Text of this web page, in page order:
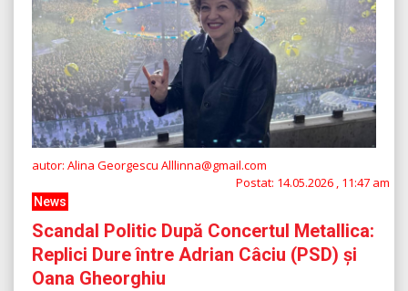
autor: Alina Georgescu Alllinna@gmail.com
Postat: 14.05.2026 , 11:47 am
News
Scandal Politic După Concertul Metallica:
Replici Dure între Adrian Câciu (PSD) și
Oana Gheorghiu